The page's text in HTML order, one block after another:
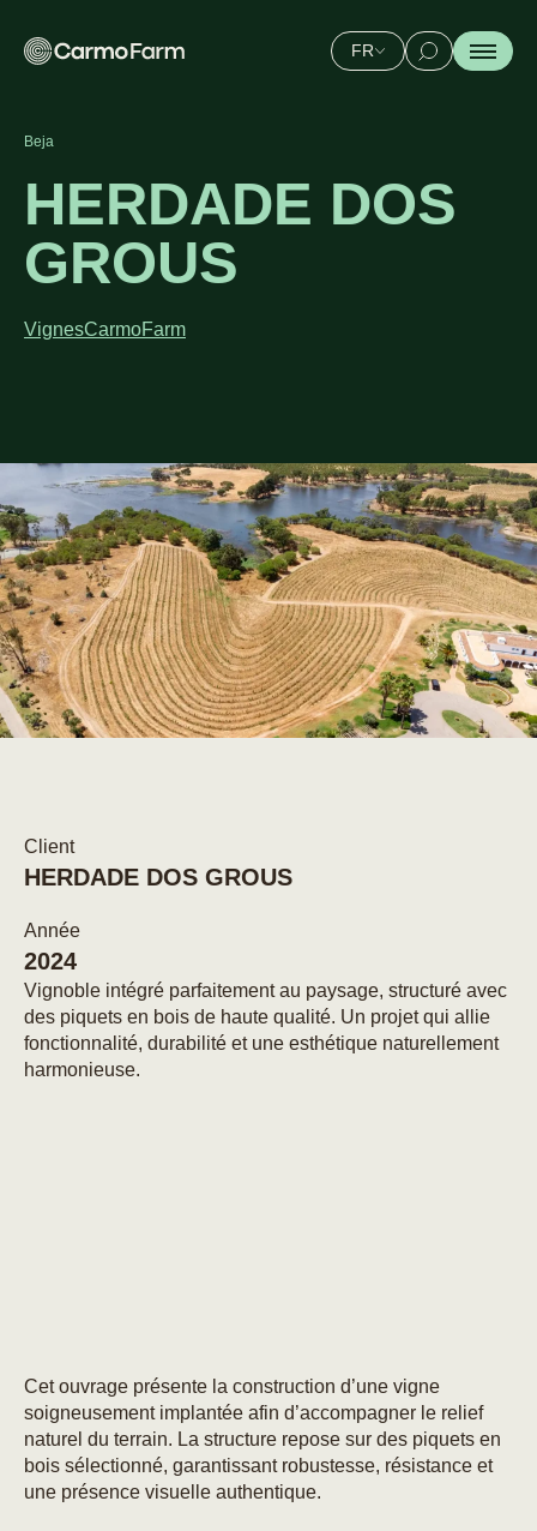
FR
Beja
HERDADE DOS
GROUS
VignesCarmoFarm
Client
HERDADE DOS GROUS
Année
2024
Vignoble intégré parfaitement au paysage, structuré avec
des piquets en bois de haute qualité. Un projet qui allie
fonctionnalité, durabilité et une esthétique naturellement
harmonieuse.
Cet ouvrage présente la construction d’une vigne
soigneusement implantée afin d’accompagner le relief
naturel du terrain. La structure repose sur des piquets en
bois sélectionné, garantissant robustesse, résistance et
une présence visuelle authentique.